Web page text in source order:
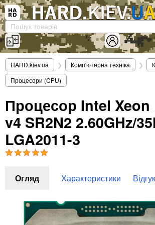
Вхід|Реєстрація×
(097)-938-03-73 Telegram
HARD.KIEV.UA
Послуги
Повернення / Обмін
Комп'ютери
Моноблоки
Персональні комп'ютери
Процесори (CPU)
Оперативна пам'ять
HARD.kiev.ua ❯ Комп'ютерна техніка ❯
Процесори (CPU)
Процесор Intel Xeon
v4 SR2N2 2.60GHz/
LGA2011-3
Огляд Характеристики